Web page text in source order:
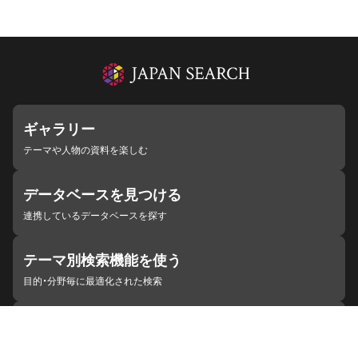
ギャラリー
テーマや人物の資料を楽しむ
データベースを見つける
連携しているデータベースを探す
テーマ別検索機能を使う
目的・分野毎に最適化された検索